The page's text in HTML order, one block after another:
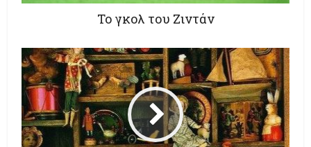
Το γκολ του Ζιντάν